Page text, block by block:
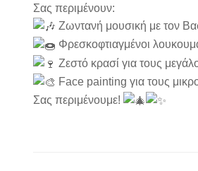
Σας περιμένουν:
Ζωντανή μουσική με τον
Φρεσκοφτιαγμένοι
Ζεστό κρασί για τους
Face painting για τους
Σας περιμένουμε!